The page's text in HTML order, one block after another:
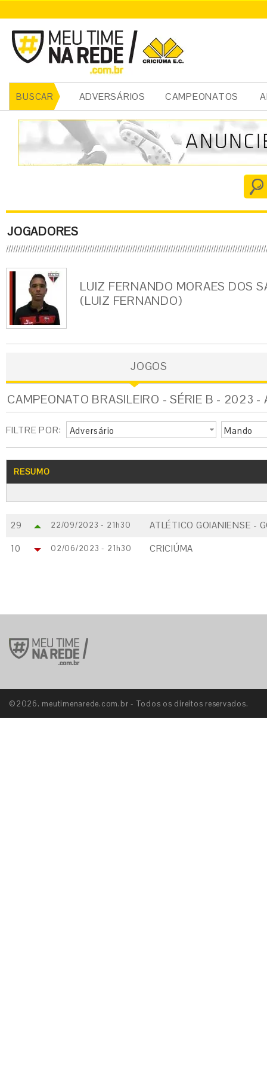
BUSCAR ADVERSÁRIOS CAMPEONATOS
JOGADORES
LUIZ FERNANDO MORAES DOS
(LUIZ FERNANDO)
JOGOS
CAMPEONATO BRASILEIRO - SÉRIE B - 2023 -
FILTRE POR: Adversário Mando
RESUMO
29 22/09/2023 - 21h30 ATLÉTICO GOIANIENSE -
10 02/06/2023 - 21h30 CRICIÚMA
©2026. meutimenarede.com.br - Todos os direitos reservados.